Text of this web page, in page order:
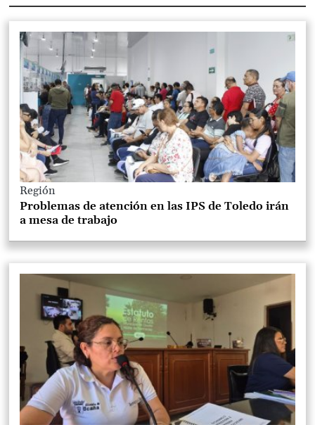
Región
Problemas de atención en las IPS de Toledo irán
a mesa de trabajo